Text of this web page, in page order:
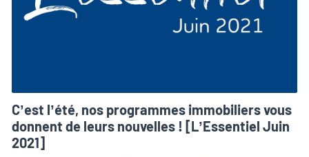
C’est l’été, nos programmes immobiliers vous
donnent de leurs nouvelles ! [L’Essentiel Juin
2021]